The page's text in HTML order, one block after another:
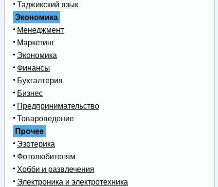
Таджикский язык
Экономика
Менеджмент
Маркетинг
Экономика
Финансы
Бухгалтерия
Бизнес
Предпринимательство
Товароведение
Прочее
Эзотерика
Фотолюбителям
Хобби и развлечения
Электроника и электротехника